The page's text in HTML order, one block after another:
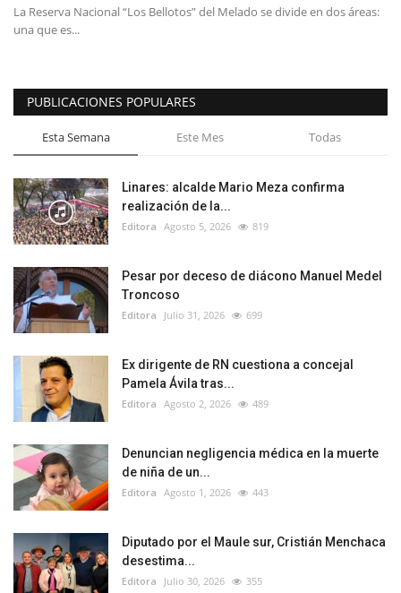
La Reserva Nacional “Los Bellotos” del Melado se divide en dos áreas:
una que es...
PUBLICACIONES POPULARES
Esta Semana Este Mes Todas
Linares: alcalde Mario Meza confirma
realización de la...
Editora Agosto 5, 2026 819
Pesar por deceso de diácono Manuel Medel
Troncoso
Editora Julio 31, 2026 699
Ex dirigente de RN cuestiona a concejal
Pamela Ávila tras...
Editora Agosto 2, 2026 489
Denuncian negligencia médica en la muerte
de niña de un...
Editora Agosto 1, 2026 443
Diputado por el Maule sur, Cristián Menchaca
desestima...
Editora Julio 30, 2026 355